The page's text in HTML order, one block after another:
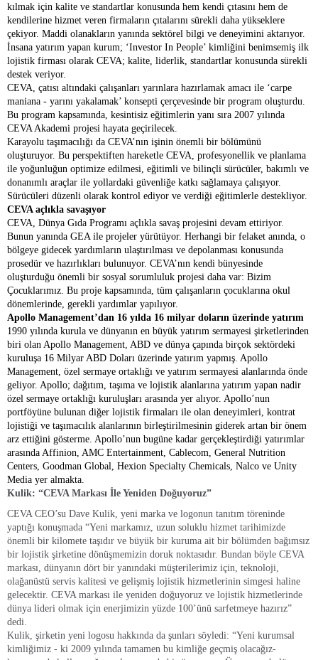
kılmak için kalite ve standartlar konusunda hem kendi çıtasını hem de
kendilerine hizmet veren firmaların çıtalarını sürekli daha yükseklere
çekiyor. Maddi olanakların yanında sektörel bilgi ve deneyimini aktarıyor.
İnsana yatırım yapan kurum; ‘Investor In People’ kimliğini benimsemiş ilk
lojistik firması olarak CEVA; kalite, liderlik, standartlar konusunda sürekli
destek veriyor.
CEVA, çatısı altındaki çalışanları yarınlara hazırlamak amacı ile ‘carpe
maniana - yarını yakalamak’ konsepti çerçevesinde bir program oluşturdu.
Bu program kapsamında, kesintisiz eğitimlerin yanı sıra 2007 yılında
CEVA Akademi projesi hayata geçirilecek.
Karayolu taşımacılığı da CEVA’nın işinin önemli bir bölümünü
oluşturuyor. Bu perspektiften hareketle CEVA, profesyonellik ve planlama
ile yoğunluğun optimize edilmesi, eğitimli ve bilinçli sürücüler, bakımlı ve
donanımlı araçlar ile yollardaki güvenliğe katkı sağlamaya çalışıyor.
Sürücüleri düzenli olarak kontrol ediyor ve verdiği eğitimlerle destekliyor.
CEVA açlıkla savaşıyor
CEVA, Dünya Gıda Programı açlıkla savaş projesini devam ettiriyor.
Bunun yanında GEA ile projeler yürütüyor. Herhangi bir felaket anında, o
bölgeye gidecek yardımların ulaştırılması ve depolanması konusunda
prosedür ve hazırlıkları bulunuyor. CEVA’nın kendi bünyesinde
oluşturduğu önemli bir sosyal sorumluluk projesi daha var: Bizim
Çocuklarımız. Bu proje kapsamında, tüm çalışanların çocuklarına okul
dönemlerinde, gerekli yardımlar yapılıyor.
Apollo Management’dan 16 yılda 16 milyar doların üzerinde yatırım
1990 yılında kurula ve dünyanın en büyük yatırım sermayesi şirketlerinden
biri olan Apollo Management, ABD ve dünya çapında birçok sektördeki
kuruluşa 16 Milyar ABD Doları üzerinde yatırım yapmış. Apollo
Management, özel sermaye ortaklığı ve yatırım sermayesi alanlarında önde
geliyor. Apollo; dağıtım, taşıma ve lojistik alanlarına yatırım yapan nadir
özel sermaye ortaklığı kuruluşları arasında yer alıyor. Apollo’nun
portföyüne bulunan diğer lojistik firmaları ile olan deneyimleri, kontrat
lojistiği ve taşımacılık alanlarının birleştirilmesinin giderek artan bir önem
arz ettiğini gösterme. Apollo’nun bugüne kadar gerçekleştirdiği yatırımlar
arasında Affinion, AMC Entertainment, Cablecom, General Nutrition
Centers, Goodman Global, Hexion Specialty Chemicals, Nalco ve Unity
Media yer almakta.
Kulik: “CEVA Markası İle Yeniden Doğuyoruz”
CEVA CEO’su Dave Kulik, yeni marka ve logonun tanıtım töreninde
yaptığı konuşmada “Yeni markamız, uzun soluklu hizmet tarihimizde
önemli bir kilomete taşıdır ve büyük bir kuruma ait bir bölümden bağımsız
bir lojistik şirketine dönüşmemizin doruk noktasıdır. Bundan böyle CEVA
markası, dünyanın dört bir yanındaki müşterilerimiz için, teknoloji,
olağanüstü servis kalitesi ve gelişmiş lojistik hizmetlerinin simgesi haline
gelecektir. CEVA markası ile yeniden doğuyoruz ve lojistik hizmetlerinde
dünya lideri olmak için enerjimizin yüzde 100’ünü sarfetmeye hazırız”
dedi.
Kulik, şirketin yeni logosu hakkında da şunları söyledi: “Yeni kurumsal
kimliğimiz - ki 2009 yılında tamamen bu kimliğe geçmiş olacağız-